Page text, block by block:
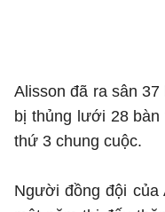
Alisson đã ra sân
bị thủng lưới 28
thứ 3 chung cuộc.
Người đồng đội của